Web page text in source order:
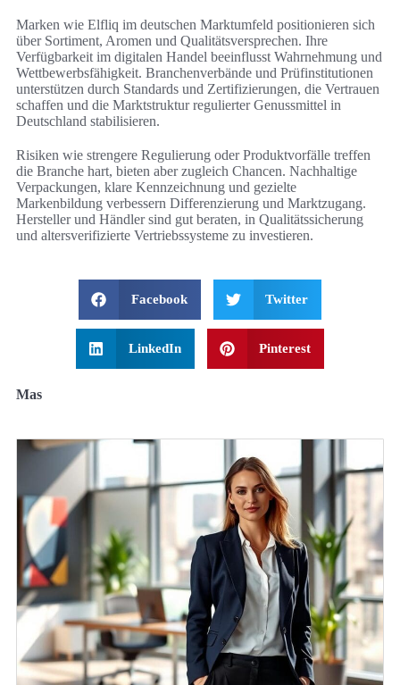
Marken wie Elfliq im deutschen Marktumfeld positionieren sich
über Sortiment, Aromen und Qualitätsversprechen. Ihre
Verfügbarkeit im digitalen Handel beeinflusst Wahrnehmung und
Wettbewerbsfähigkeit. Branchenverbände und Prüfinstitutionen
unterstützen durch Standards und Zertifizierungen, die Vertrauen
schaffen und die Marktstruktur regulierter Genussmittel in
Deutschland stabilisieren.
Risiken wie strengere Regulierung oder Produktvorfälle treffen
die Branche hart, bieten aber zugleich Chancen. Nachhaltige
Verpackungen, klare Kennzeichnung und gezielte
Markenbildung verbessern Differenzierung und Marktzugang.
Hersteller und Händler sind gut beraten, in Qualitätssicherung
und altersverifizierte Vertriebssysteme zu investieren.
Facebook Twitter
LinkedIn Pinterest
Mas